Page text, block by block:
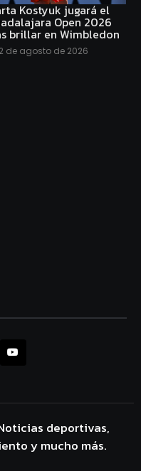
Kostyuk jugará el
Open 2026
brillar en Wimbledon
2 de agosto de 2026
deportivas,
y mucho más.